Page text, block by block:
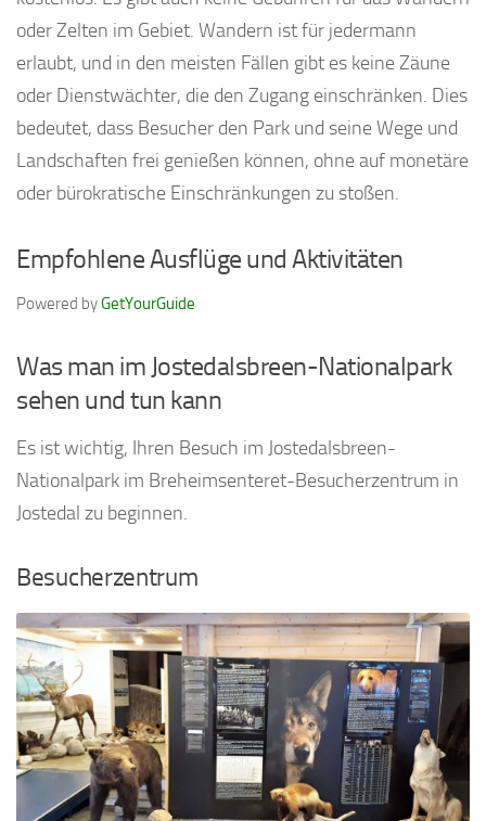
oder Zelten im Gebiet. Wandern ist für jedermann
erlaubt, und in den meisten Fällen gibt es keine Zäune
oder Dienstwächter, die den Zugang einschränken. Dies
bedeutet, dass Besucher den Park und seine Wege und
Landschaften frei genießen können, ohne auf monetäre
oder bürokratische Einschränkungen zu stoßen.
Empfohlene Ausflüge und Aktivitäten
Powered byGetYourGuide
Was man im Jostedalsbreen-Nationalpark
sehen und tun kann
Es ist wichtig, Ihren Besuch im Jostedalsbreen-
Nationalpark im Breheimsenteret-Besucherzentrum in
Jostedal zu beginnen.
Besucherzentrum